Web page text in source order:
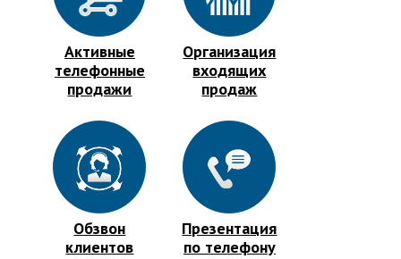
Активные
телефонные
продажи
Организация
входящих
продаж
Обзвон
клиентов
Презентация
по телефону